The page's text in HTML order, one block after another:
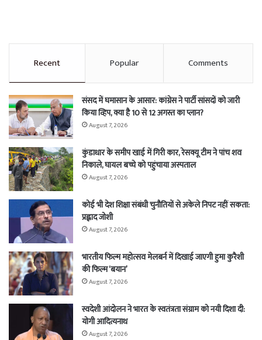
Recent Popular Comments
संसद में घमासान के आसार: कांग्रेस ने पार्टी सांसदों को जारी
किया व्हिप, क्या है 10 से 12 अगस्त का प्लान?
August 7, 2026
कुंडाधार के समीप खाई में गिरी कार, रेसक्यू टीम ने पांच शव
निकाले, घायल बच्चे को पहुंचाया अस्पताल
August 7, 2026
कोई भी देश शिक्षा संबंधी चुनौतियों से अकेले निपट नहीं सकता:
प्रह्लाद जोशी
August 7, 2026
भारतीय फिल्म महोत्सव मेलबर्न में दिखाई जाएगी हुमा कुरैशी
की फिल्म ‘बयान’
August 7, 2026
स्वदेशी आंदोलन ने भारत के स्वतंत्रता संग्राम को नयी दिशा दी:
योगी आदित्यनाथ
August 7, 2026